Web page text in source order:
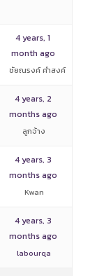
4 years, 1
month ago
ชัยณรงค์ คำสงค์
4 years, 2
months ago
ลูกจ้าง
4 years, 3
months ago
Kwan
4 years, 3
months ago
labourqa